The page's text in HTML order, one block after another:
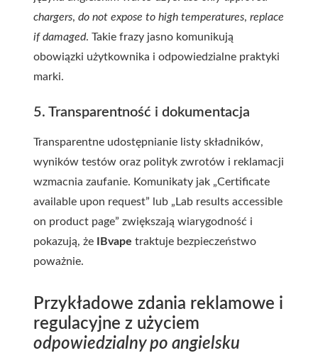
chargers, do not expose to high temperatures, replace
if damaged. Takie frazy jasno komunikują
obowiązki użytkownika i odpowiedzialne praktyki
marki.
5. Transparentność i dokumentacja
Transparentne udostępnianie listy składników,
wyników testów oraz polityk zwrotów i reklamacji
wzmacnia zaufanie. Komunikaty jak „Certificate
available upon request” lub „Lab results accessible
on product page” zwiększają wiarygodność i
pokazują, że
IBvape traktuje bezpieczeństwo
poważnie.
Przykładowe zdania reklamowe i
regulacyjne z użyciem
odpowiedzialny po angielsku